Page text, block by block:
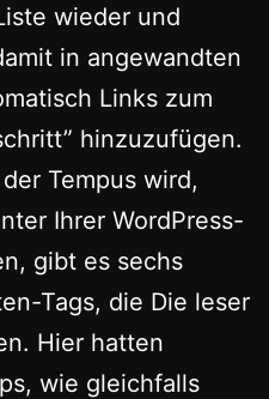
wieder und
in angewandten
Links zum
hinzuzufügen.
Tempus wird,
Ihrer WordPress-
gibt es sechs
Tags, die Die leser
Hier hatten
wie gleichfalls